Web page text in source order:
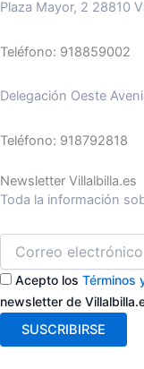
Plaza Mayor, 2 28810
Teléfono: 918859002
Delegación Oeste
Teléfono: 918792818
Newsletter Villalbilla.es
Toda la información
Acepto los Términos
newsletter de
SUSCRIBIRSE